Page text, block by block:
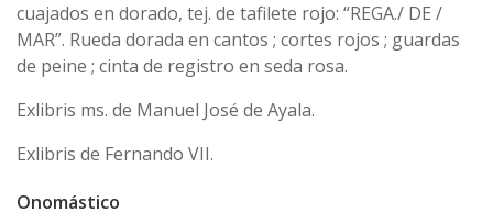
cuajados en dorado, tej. de tafilete rojo: “REGA./ DE /
MAR”. Rueda dorada en cantos ; cortes rojos ; guardas
de peine ; cinta de registro en seda rosa.
Exlibris ms. de Manuel José de Ayala.
Exlibris de Fernando VII.
Onomástico